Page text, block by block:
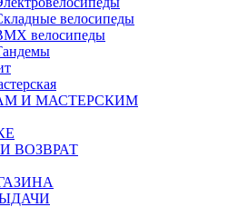
велосипеды
велосипеды
И МАСТЕРСКИМ
ВОЗВРАТ